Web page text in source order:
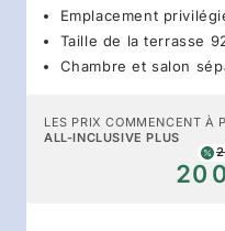
Emplacement
Taille de la terrasse
Chambre et salon
LES PRIX COMMENCENT À
ALL-INCLUSIVE PLUS
20